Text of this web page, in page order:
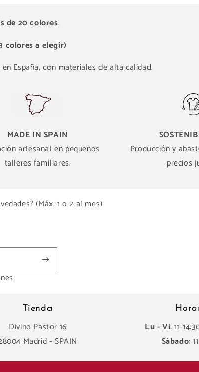
de 20 colores.
colores a elegir)
España, con materiales de alta calidad.
MADE IN SPAIN
artesanal en pequeños
talleres familiares.
Producción y
precios
(Máx. 1 o 2 al mes)
Tienda
Divino Pastor 16
Madrid - SPAIN
Lu - Vi: 11-
Sábado: